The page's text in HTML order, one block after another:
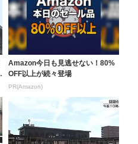
Amazon今日も見逃せない！80%
OFF以上が続々登場
PR(Amazon)